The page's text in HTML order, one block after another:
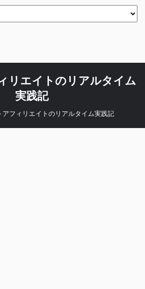
リエイトのリアルタイム
実践記
フィリエイトのリアルタイム実践記